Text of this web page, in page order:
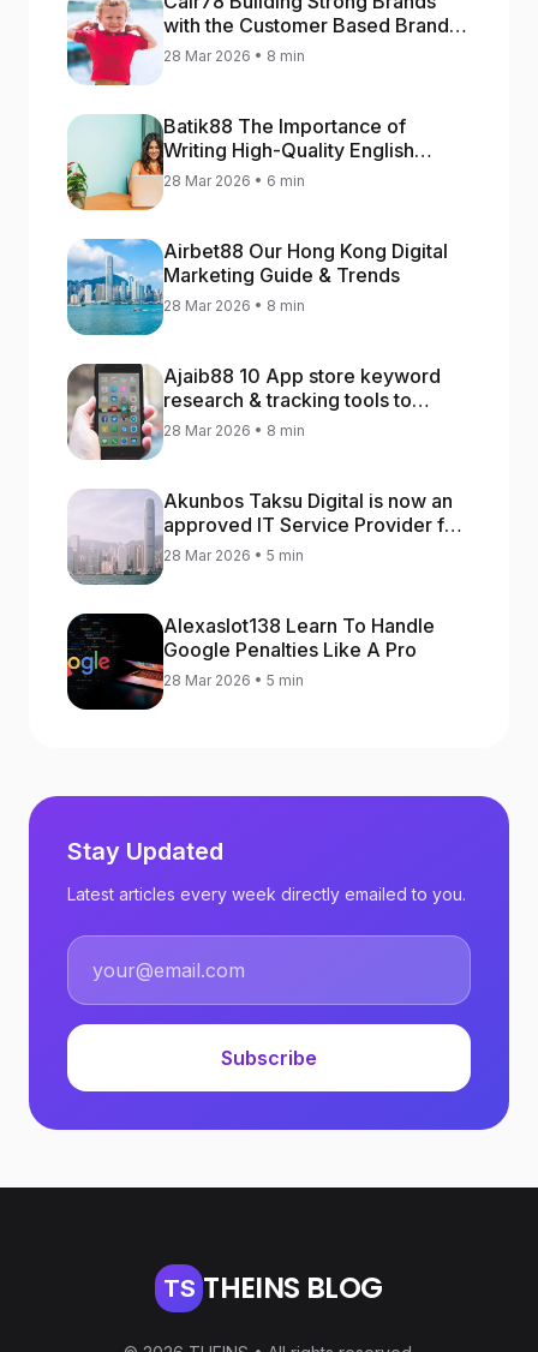
with the Customer Based Brand
Equity (CBBE) Model
28 Mar 2026 • 8 min
Batik88 The Importance of
Writing High-Quality English
Content
28 Mar 2026 • 6 min
Airbet88 Our Hong Kong Digital
Marketing Guide & Trends
28 Mar 2026 • 8 min
Ajaib88 10 App store keyword
research & tracking tools to
increase app rankings
28 Mar 2026 • 8 min
Akunbos Taksu Digital is now an
approved IT Service Provider for
the Hong Kong Distance Business
28 Mar 2026 • 5 min
Alexaslot138 Learn To Handle
Google Penalties Like A Pro
28 Mar 2026 • 5 min
Stay Updated
Latest articles every week directly emailed to you.
Subscribe
TS THEINS BLOG